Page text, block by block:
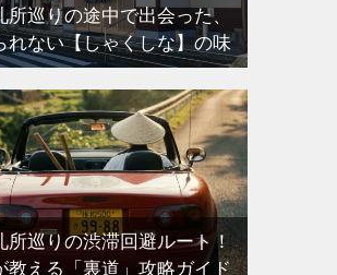
所巡りの途中で出会った、
れない【しゃくしな】の味
所巡りの渋滞回避ルート！
教える「裏道」攻略ガイド